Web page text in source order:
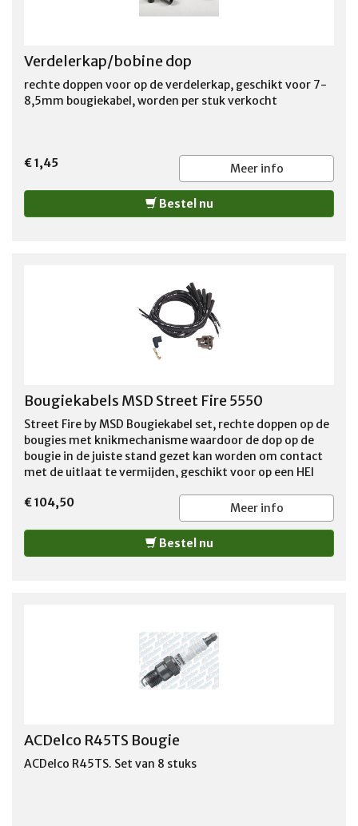
Verdelerkap/bobine dop
rechte doppen voor op de verdelerkap, geschikt voor 7-
8,5mm bougiekabel, worden per stuk verkocht
€ 1,45 Meer info
Bestel nu
Bougiekabels MSD Street Fire 5550
Street Fire by MSD Bougiekabel set, rechte doppen op de
bougies met knikmechanisme waardoor de dop op de
bougie in de juiste stand gezet kan worden om contact
met de uitlaat te vermijden, geschikt voor op een HEI
aan de kant van de verdelerkap dienen zelf met de
bijgeleverde tool bevestigd te worden, zie de link
hieronder https://www.youtube.com/watch?
v=AZCm2RBQ7-E&t=135s
€ 104,50 Meer info
Bestel nu
ACDelco R45TS Bougie
ACDelco R45TS. Set van 8 stuks